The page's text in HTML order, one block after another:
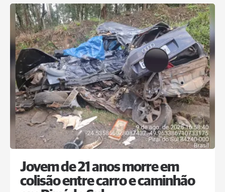
Jovem de 21 anos morre em
colisão entre carro e caminhão